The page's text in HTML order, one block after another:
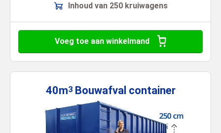
Inhoud van 250 kruiwagens
Voeg toe aan winkelmand
40m3 Bouwafval container